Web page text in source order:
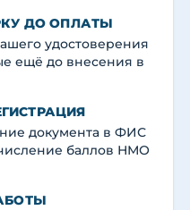
ДО ОПЛАТЫ
удостоверения
ещё до внесения в
документа в ФИС
баллов НМО